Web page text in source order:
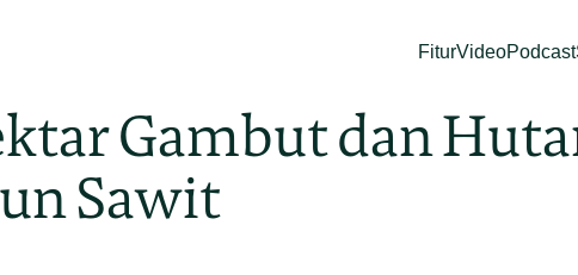
FiturVideoPodcast
Gambut dan
Sawit